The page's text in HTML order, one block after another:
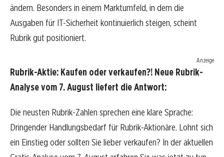
ändern. Besonders in einem Marktumfeld, in dem die
Ausgaben für IT-Sicherheit kontinuierlich steigen, scheint
Rubrik gut positioniert.
Anzeige
Rubrik-Aktie: Kaufen oder verkaufen?! Neue Rubrik-
Analyse vom 7. August liefert die Antwort:
Die neusten Rubrik-Zahlen sprechen eine klare Sprache:
Dringender Handlungsbedarf für Rubrik-Aktionäre. Lohnt sich
ein Einstieg oder sollten Sie lieber verkaufen? In der aktuellen